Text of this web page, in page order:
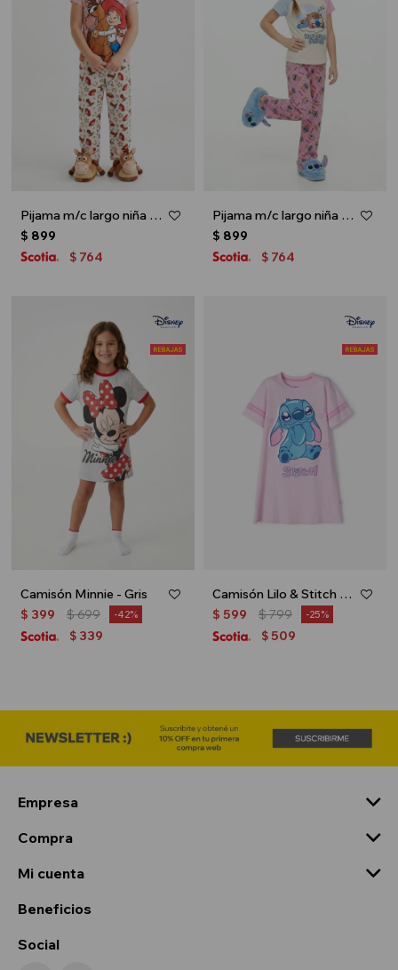
Pijama m/c largo niña toddler TOY STORY - Crudo
$ 899
$ 764
Pijama m/c largo niña LILO & STITCH - Rosa
$ 899
$ 764
Camisón Minnie - Gris
$ 399 $699 42
$ 339
Camisón Lilo & Stitch - Rosa
$ 599 $799 25
$ 509
Empresa
Compra
Mi cuenta
Beneficios
Social